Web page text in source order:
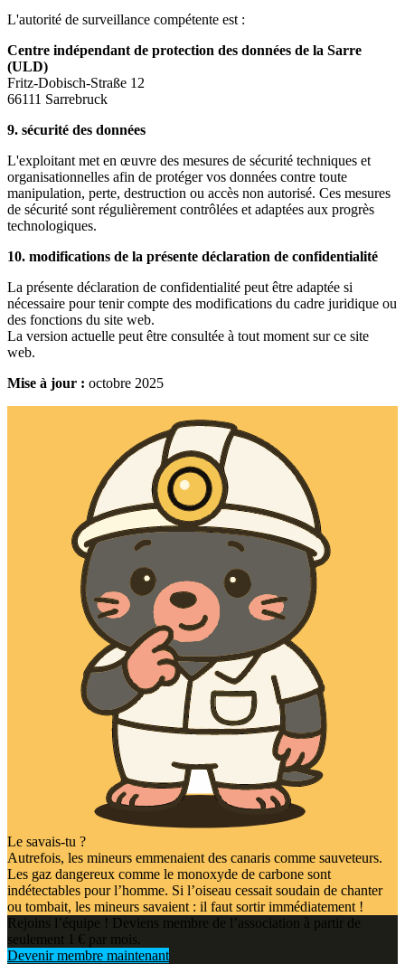
L'autorité de surveillance compétente est :
Centre indépendant de protection des données de la Sarre
(ULD)
Fritz-Dobisch-Straße 12
66111 Sarrebruck
9. sécurité des données
L'exploitant met en œuvre des mesures de sécurité techniques et
organisationnelles afin de protéger vos données contre toute
manipulation, perte, destruction ou accès non autorisé. Ces mesures
de sécurité sont régulièrement contrôlées et adaptées aux progrès
technologiques.
10. modifications de la présente déclaration de confidentialité
La présente déclaration de confidentialité peut être adaptée si
nécessaire pour tenir compte des modifications du cadre juridique ou
des fonctions du site web.
La version actuelle peut être consultée à tout moment sur ce site
web.
Mise à jour : octobre 2025
Le savais-tu ?
Autrefois, les mineurs emmenaient des canaris comme sauveteurs.
Les gaz dangereux comme le monoxyde de carbone sont
indétectables pour l’homme. Si l’oiseau cessait soudain de chanter
ou tombait, les mineurs savaient : il faut sortir immédiatement !
Rejoins l’équipe ! Deviens membre de l’association à partir de
seulement 1 € par mois.
Devenir membre maintenant